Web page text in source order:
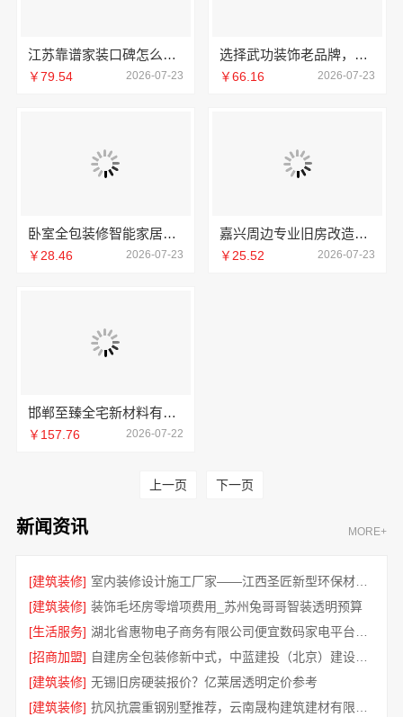
江苏靠谱家装口碑怎么样？常州宜居佳装饰工程有限公司
￥79.54 2026-07-23
选择武功装饰老品牌，中蓝建投（北京）建设有限公司武功分公司更放心
￥66.16 2026-07-23
卧室全包装修智能家居，中蓝建投（北京）建设有限公司武功分公司省心
￥28.46 2026-07-23
嘉兴周边专业旧房改造施工案例嘉兴美居乐建材科技有限公司
￥25.52 2026-07-23
邯郸至臻全宅新材料有限公司：健康翻新进口材料供应
￥157.76 2026-07-22
上一页 下一页
新闻资讯 MORE+
[建筑装修]
室内装修设计施工厂家——江西圣匠新型环保材料有限公司
[建筑装修] 装饰毛坯房零增项费用_苏州兔哥哥智装透明预算
[生活服务]
[招商加盟]
自建房全包装修新中式，中蓝建投（北京）建设有限公司武功分公司匠心呈现
[建筑装修] 无锡旧房硬装报价？亿莱居透明定价参考
[建筑装修]